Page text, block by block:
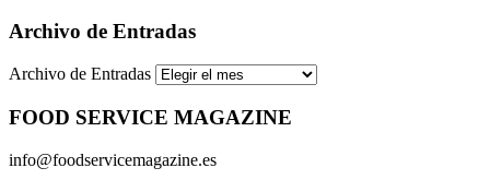
Archivo de Entradas
Archivo de Entradas
FOOD SERVICE MAGAZINE
info@foodservicemagazine.es